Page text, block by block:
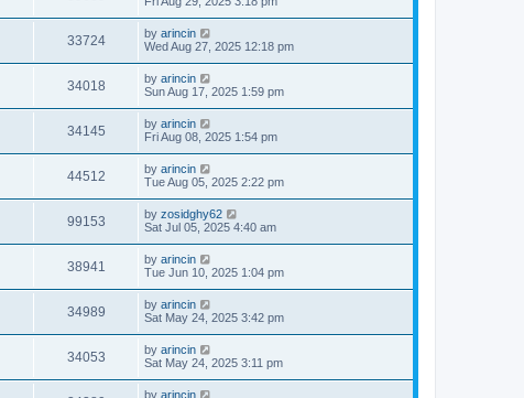
33724 by arincin
Wed Aug 27, 2025 12:18 pm
34018 by arincin
Sun Aug 17, 2025 1:59 pm
34145 by arincin
Fri Aug 08, 2025 1:54 pm
44512 by arincin
Tue Aug 05, 2025 2:22 pm
99153 by zosidghy62
Sat Jul 05, 2025 4:40 am
38941 by arincin
Tue Jun 10, 2025 1:04 pm
34989 by arincin
Sat May 24, 2025 3:42 pm
34053 by arincin
Sat May 24, 2025 3:11 pm
by arincin